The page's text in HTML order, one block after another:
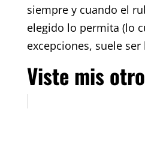
siempre y cuando el
elegido lo permita (lo
excepciones, suele ser
Viste mis